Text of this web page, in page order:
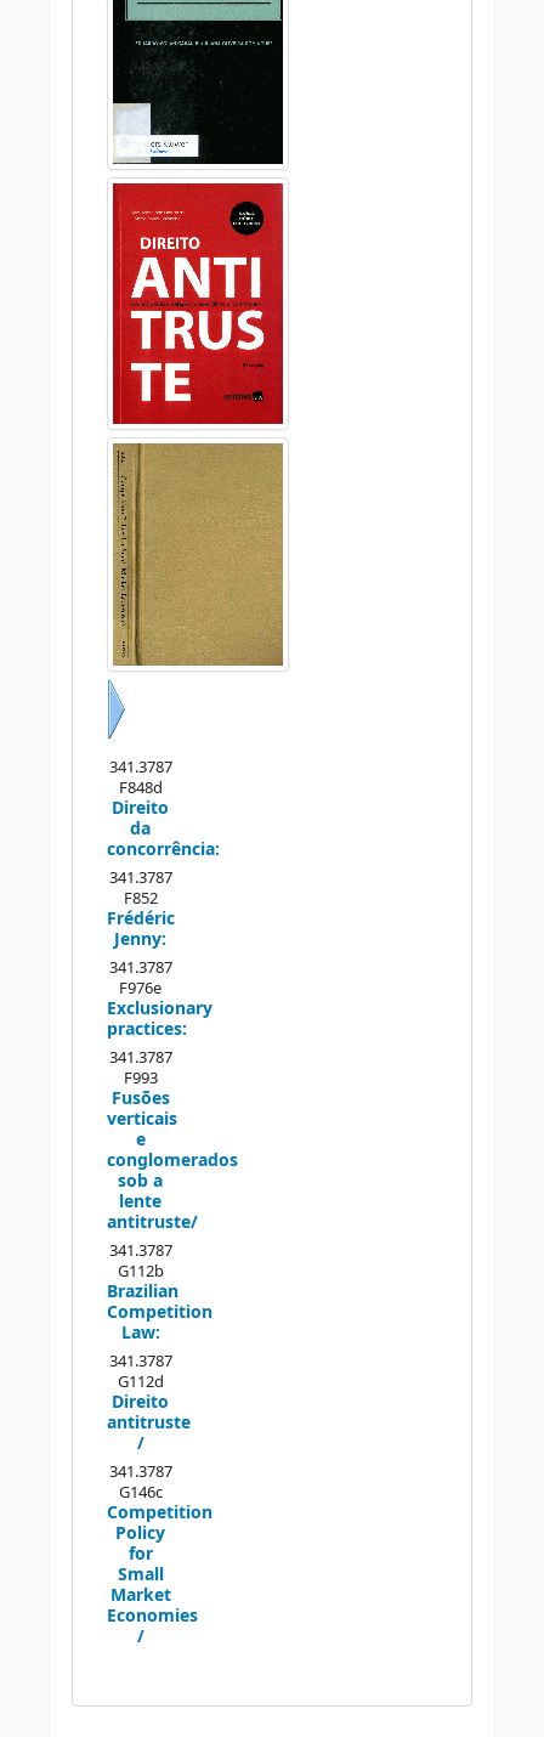
341.3787
F848d
Direito
da
concorrência:
341.3787
F852
Frédéric
Jenny:
341.3787
F976e
Exclusionary
practices:
341.3787
F993
Fusões
verticais
e
conglomerados
sob a
lente
antitruste/
341.3787
G112b
Brazilian
Competition
Law:
341.3787
G112d
Direito
antitruste
/
341.3787
G146c
Competition
Policy
for
Small
Market
Economies
/